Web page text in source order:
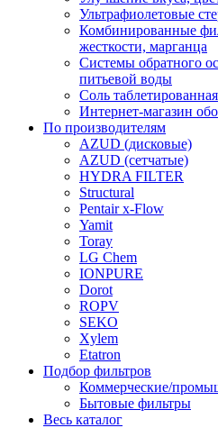
Ультрафиолетовые
Комбинированные
жесткости, марганца
Системы обратного
питьевой воды
Соль таблетированная
Интернет-магазин
По производителям
AZUD (дисковые)
AZUD (сетчатые)
HYDRA FILTER
Structural
Pentair x-Flow
Yamit
Toray
LG Chem
IONPURE
Dorot
ROPV
SEKO
Xylem
Etatron
Подбор фильтров
Коммерческие/
Бытовые фильтры
Весь каталог